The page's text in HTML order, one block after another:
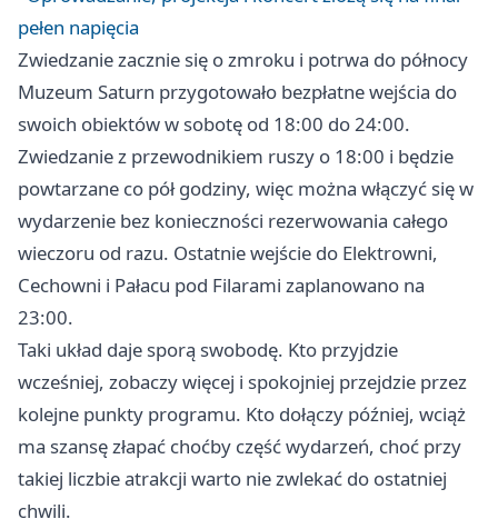
pełen napięcia
Zwiedzanie zacznie się o zmroku i potrwa do północy
Muzeum Saturn przygotowało bezpłatne wejścia do
swoich obiektów w sobotę od 18:00 do 24:00.
Zwiedzanie z przewodnikiem ruszy o 18:00 i będzie
powtarzane co pół godziny, więc można włączyć się w
wydarzenie bez konieczności rezerwowania całego
wieczoru od razu. Ostatnie wejście do Elektrowni,
Cechowni i Pałacu pod Filarami zaplanowano na
23:00.
Taki układ daje sporą swobodę. Kto przyjdzie
wcześniej, zobaczy więcej i spokojniej przejdzie przez
kolejne punkty programu. Kto dołączy później, wciąż
ma szansę złapać choćby część wydarzeń, choć przy
takiej liczbie atrakcji warto nie zwlekać do ostatniej
chwili.